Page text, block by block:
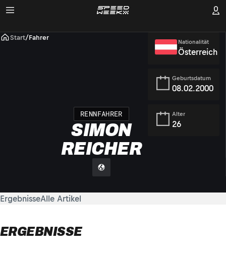
Start/Fahrer
RENNFAHRER
SIMON
REICHER
Nationalität
Österreich
Geburtsdatum
08.02.2000
Alter
26
ErgebnisseAlle Artikel
ERGEBNISSE